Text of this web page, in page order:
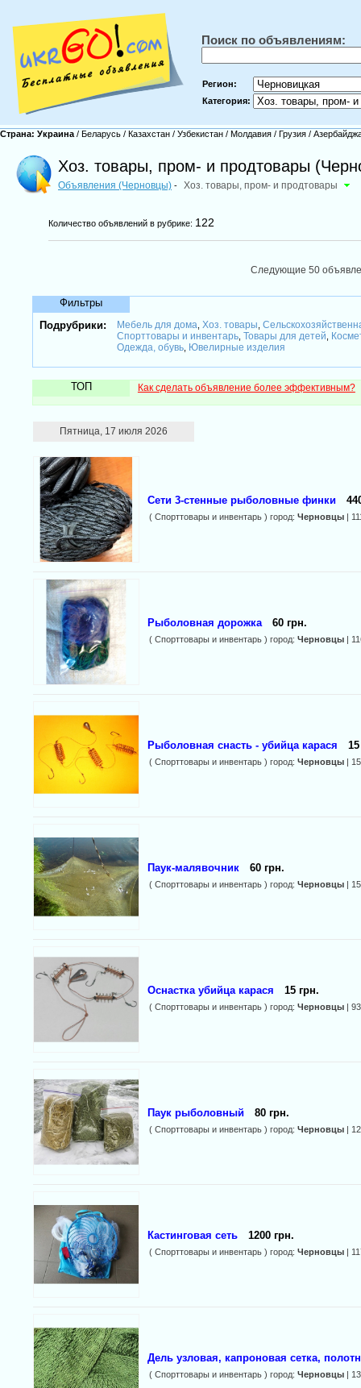
Поиск по объявлениям:
Регион:
Категория:
Страна: Украина / Беларусь / Казахстан / Узбекистан / Молдавия / Грузия /
Хоз. товары, пром- и продтовары
Объявления (Черновцы) - Хоз. товары, пром- и продтовары
Количество объявлений в рубрике: 122
Следующие 50
Фильтры
Подрубрики:
Мебель для дома Хоз. товары
Спорттовары и инвентарь, Товары для детей
Одежда, обувь, Ювелирные изделия
ТОП Как сделать объявление более эффективным?
Пятница, 17 июля 2026
Сети 3-стенные рыболовные финки
( Спорттовары и инвентарь ) город: Черновцы|
Рыболовная дорожка 60 грн.
( Спорттовары и инвентарь ) город: Черновцы|
Рыболовная снасть - убийца карася
( Спорттовары и инвентарь ) город: Черновцы|
Паук-малявочник 60 грн.
( Спорттовары и инвентарь ) город: Черновцы|
Оснастка убийца карася 15 грн.
( Спорттовары и инвентарь ) город: Черновцы|
Паук рыболовный 80 грн.
( Спорттовары и инвентарь ) город: Черновцы|
Кастинговая сеть 1200 грн.
( Спорттовары и инвентарь ) город: Черновцы|
Дель узловая, капроновая сетка,
( Спорттовары и инвентарь ) город: Черновцы|